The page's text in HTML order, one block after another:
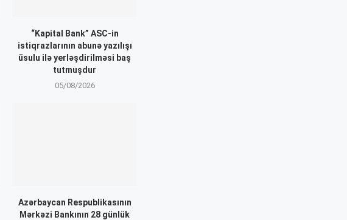
“Kapital Bank” ASC-in
istiqrazlarının abunə yazılışı
üsulu ilə yerləşdirilməsi baş
tutmuşdur
05/08/2026
Azərbaycan Respublikasının
Mərkəzi Bankının 28 günlük